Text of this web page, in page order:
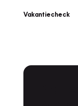
Vakantiecheck